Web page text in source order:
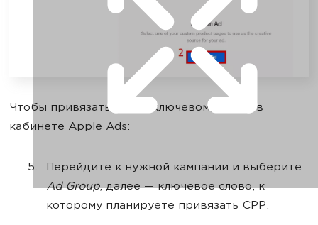
Чтобы привязать СРР к ключевому слову в
кабинете Apple Ads:
Перейдите к нужной кампании и выберите
Ad Group, далее — ключевое слово, к
которому планируете привязать CPP.